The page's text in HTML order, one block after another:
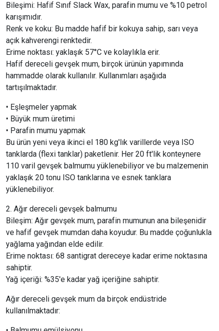
Bileşimi: Hafif Sınıf Slack Wax, parafin mumu ve %10 petrol
karışımıdır.
Renk ve koku: Bu madde hafif bir kokuya sahip, sarı veya
açık kahverengi renktedir.
Erime noktası: yaklaşık 57°C ve kolaylıkla erir.
Hafif dereceli gevşek mum, birçok ürünün yapımında
hammadde olarak kullanılır. Kullanımları aşağıda
tartışılmaktadır.
• Eşleşmeler yapmak
• Büyük mum üretimi
• Parafin mumu yapmak
Bu ürün yeni veya ikinci el 180 kg'lık varillerde veya ISO
tanklarda (flexi tanklar) paketlenir. Her 20 ft'lik konteynere
110 varil gevşek balmumu yüklenebiliyor ve bu malzemenin
yaklaşık 20 tonu ISO tanklarına ve esnek tanklara
yüklenebiliyor.
2. Ağır dereceli gevşek balmumu
Bileşim: Ağır gevşek mum, parafin mumunun ana bileşenidir
ve hafif gevşek mumdan daha koyudur. Bu madde çoğunlukla
yağlama yağından elde edilir.
Erime noktası: 68 santigrat dereceye kadar erime noktasına
sahiptir.
Yağ içeriği: %35'e kadar yağ içeriğine sahiptir.
Ağır dereceli gevşek mum da birçok endüstride
kullanılmaktadır: